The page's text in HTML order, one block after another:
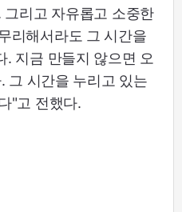
리고 자유롭고 소중한
리해서라도 그 시간을
. 지금 만들지 않으면 오
그 시간을 누리고 있는
"고 전했다.